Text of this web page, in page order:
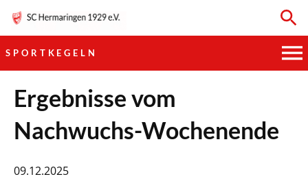
SPORTKEGELN
HAUPTVEREIN
SPORTKEGELN
Ergebnisse vom
Nachwuchs-Wochenende
09.12.2025